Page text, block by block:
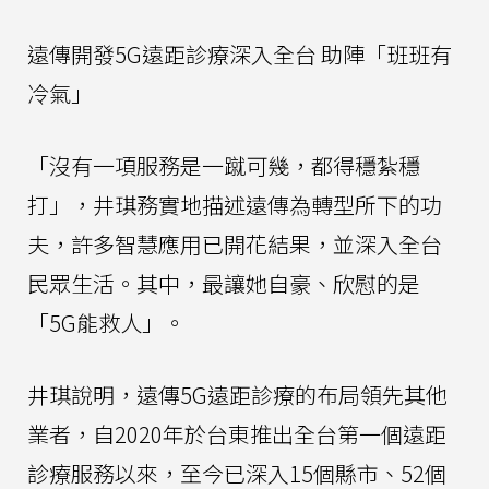
遠傳開發5G遠距診療深入全台 助陣「班班有
冷氣」
「沒有一項服務是一蹴可幾，都得穩紮穩
打」，井琪務實地描述遠傳為轉型所下的功
夫，許多智慧應用已開花結果，並深入全台
民眾生活。其中，最讓她自豪、欣慰的是
「5G能救人」。
井琪說明，遠傳5G遠距診療的布局領先其他
業者，自2020年於台東推出全台第一個遠距
診療服務以來，至今已深入15個縣市、52個